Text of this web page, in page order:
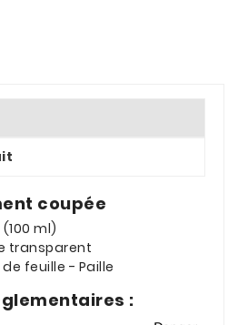
coupée
(100 ml)
transparent
feuille - Paille
: